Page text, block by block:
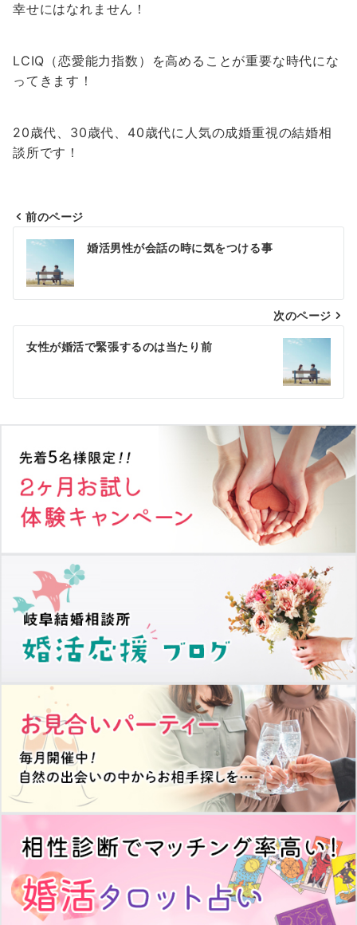
幸せにはなれません！
LCIQ（恋愛能力指数）を高めることが重要な時代にな
ってきます！
20歳代、30歳代、40歳代に人気の成婚重視の結婚相
談所です！
投
稿
ナ
ビ
ゲ
シ
ョ
ン
前のページ
婚活男性が会話の時に気をつける事
次のページ
女性が婚活で緊張するのは当たり前